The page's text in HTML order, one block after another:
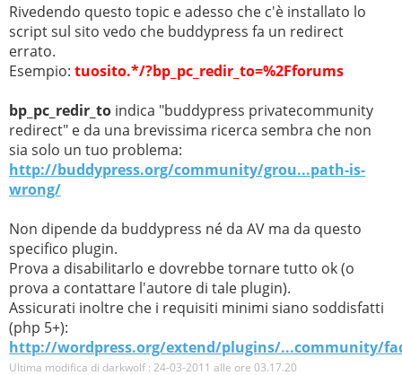
Rivedendo questo topic e adesso che c'è installato lo
script sul sito vedo che buddypress fa un redirect
errato.
Esempio: tuosito.*/?bp_pc_redir_to=%2Fforums
bp_pc_redir_to indica "buddypress privatecommunity
redirect" e da una brevissima ricerca sembra che non
sia solo un tuo problema:
http://buddypress.org/community/grou...path-is-
wrong/
Non dipende da buddypress né da AV ma da questo
specifico plugin.
Prova a disabilitarlo e dovrebbe tornare tutto ok (o
prova a contattare l'autore di tale plugin).
Assicurati inoltre che i requisiti minimi siano soddisfatti
(php 5+):
http://wordpress.org/extend/plugins/...community/
Ultima modifica di darkwolf : 24-03-2011 alle ore 03.17.20